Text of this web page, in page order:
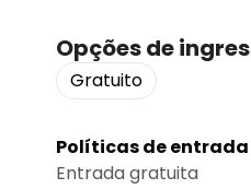
Opções de
Gratuito
Políticas de entrada
Entrada gratuita